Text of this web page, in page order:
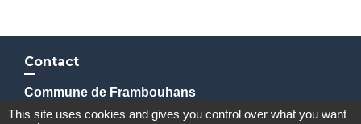
Contact
Commune de Frambouhans
6 Grande Rue
This site uses cookies and gives you control over what you want